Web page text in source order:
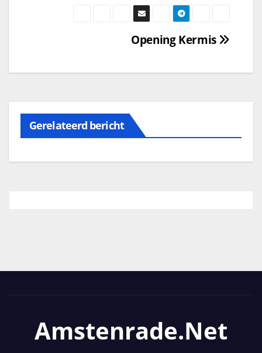
Opening Kermis
Gerelateerd bericht
Amstenrade.net